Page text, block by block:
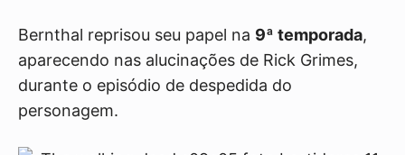
Bernthal reprisou seu papel na 9ª temporada,
aparecendo nas alucinações de Rick Grimes,
durante o episódio de despedida do
personagem.